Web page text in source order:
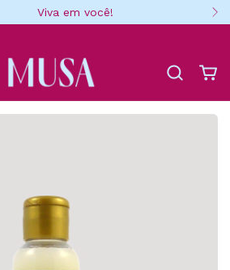
Viva em você!